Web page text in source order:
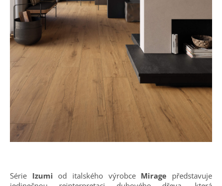
Série Izumi od italského výrobce Mirage představuje